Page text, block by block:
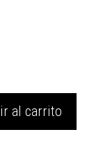
al carrito